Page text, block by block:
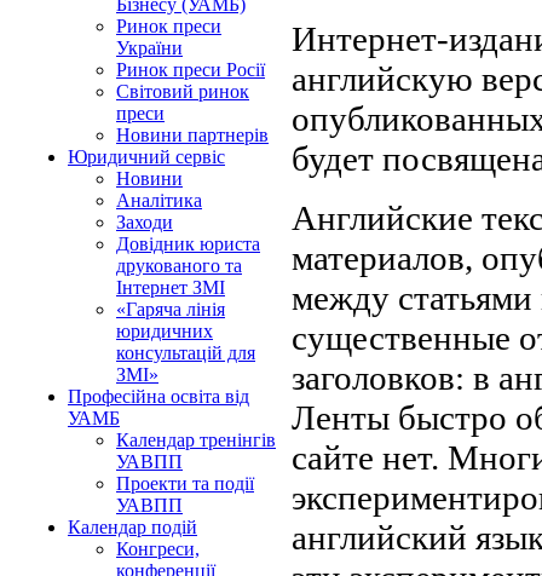
Бізнесу (УАМБ)
Ринок преси
України
Ринок преси Росії
Світовий ринок
преси
Новини партнерів
Юридичний сервіс
Новини
Аналітика
Заходи
Довідник юриста
друкованого та
Інтернет ЗМІ
«Гаряча лінія
юридичних
консультацій для
ЗМІ»
Професійна освіта від
УАМБ
Календар тренінгів
УАВПП
Проекти та події
УАВПП
Календар подій
Конгреси,
конференції
Интернет-
английскую
будет
Английские
материалов,
между
существенные
заголовков: в
Ленты быстро
сайте нет.
английский